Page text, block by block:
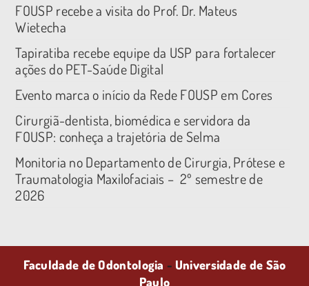
FOUSP recebe a visita do Prof. Dr. Mateus
Wietecha
Tapiratiba recebe equipe da USP para fortalecer
ações do PET-Saúde Digital
Evento marca o início da Rede FOUSP em Cores
Cirurgiã-dentista, biomédica e servidora da
FOUSP: conheça a trajetória de Selma
Monitoria no Departamento de Cirurgia, Prótese e
Traumatologia Maxilofaciais – 2º semestre de
2026
Faculdade de Odontologia - Universidade de São
Paulo